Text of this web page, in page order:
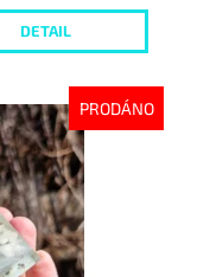
DETAIL
PRODÁNO